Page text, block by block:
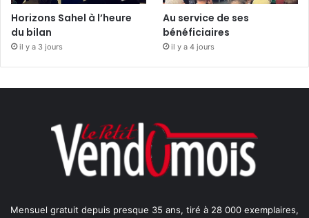
Horizons Sahel à l’heure
du bilan
il y a 3 jours
Au service de ses
bénéficiaires
il y a 4 jours
Mensuel gratuit depuis presque 35 ans, tiré à 28 000 exemplaires,